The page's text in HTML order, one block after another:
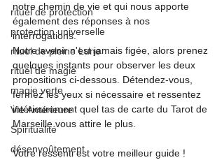
rituel de protection
protection universelle
rituel de pleine Lune
rituel de magie
magie verte
Vie Antérieure
Spiritualité
désenvoûtement
notre chemin de vie et qui nous apporte
également des réponses à nos
interrogations.
Notre avenir n'est jamais figée, alors prenez
quelques instants pour observer les deux
propositions ci-dessous. Détendez-vous,
fermez les yeux si nécessaire et ressentez
intérieurement quel tas de carte du Tarot de
Marseille vous attire le plus.
Votre ressenti est votre meilleur guide !